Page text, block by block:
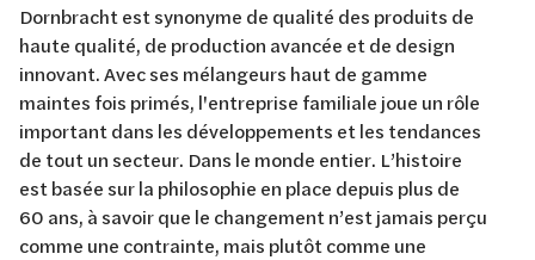
Dornbracht est synonyme de qualité des produits de
haute qualité, de production avancée et de design
innovant. Avec ses mélangeurs haut de gamme
maintes fois primés, l'entreprise familiale joue un rôle
important dans les développements et les tendances
de tout un secteur. Dans le monde entier. L’histoire
est basée sur la philosophie en place depuis plus de
60 ans, à savoir que le changement n’est jamais perçu
comme une contrainte, mais plutôt comme une